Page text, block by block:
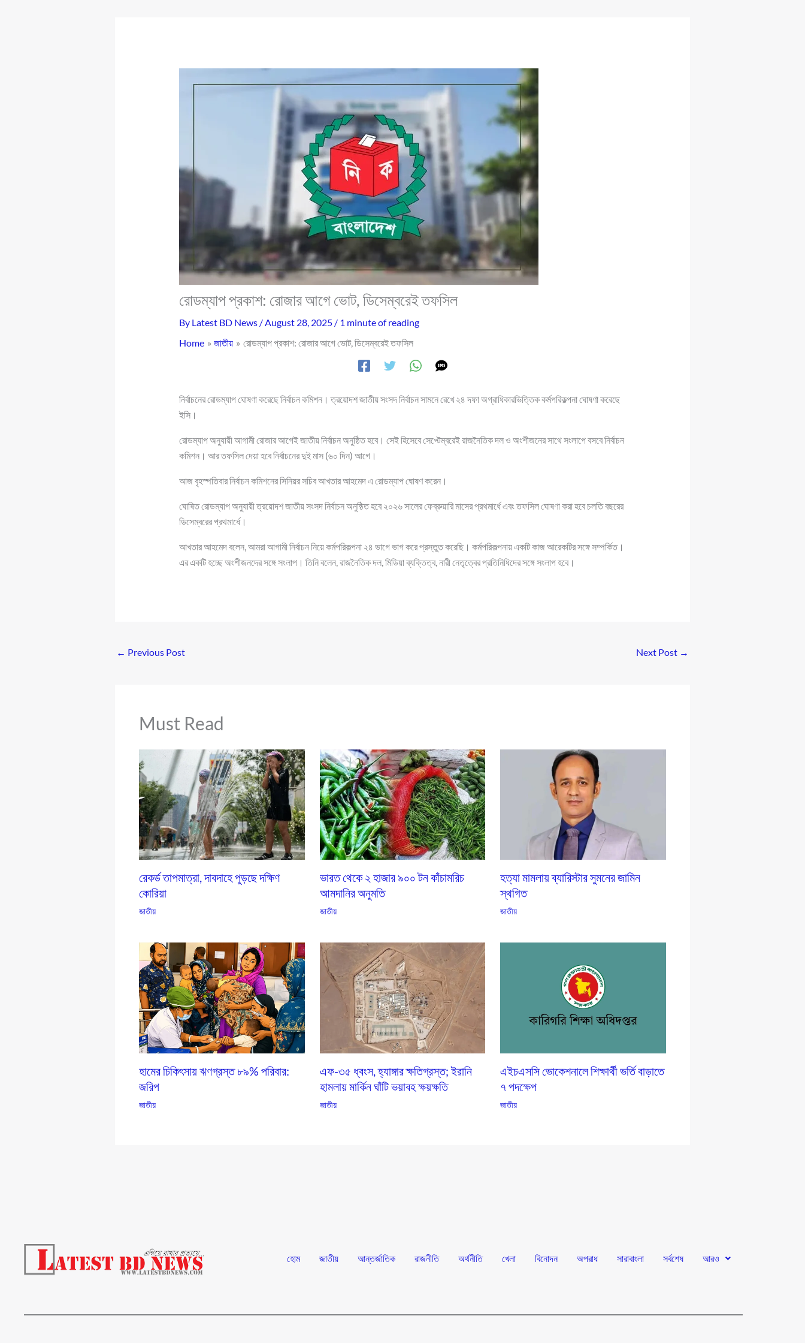
রোডম্যাপ প্রকাশ: রোজার আগে ভোট, ডিসেম্বরেই তফসিল
By Latest BD News /August 28, 2025 / 1 minute of reading
Home
জাতীয় রোডম্যাপ প্রকাশ: রোজার আগে ভোট, ডিসেম্বরেই তফসিল
নির্বাচনের রোডম্যাপ ঘোষণা করেছে নির্বাচন কমিশন। ত্রয়োদশ জাতীয় সংসদ নির্বাচন সামনে রেখে ২৪ দফা অগ্রাধিকারভিত্তিক কর্মপরিকল্পনা ঘোষণা করেছে
ইসি।
রোডম্যাপ অনুযায়ী আগামী রোজার আগেই জাতীয় নির্বাচন অনুষ্ঠিত হবে। সেই হিসেবে সেপ্টেম্বরেই রাজনৈতিক দল ও অংশীজনের সাথে সংলাপে বসবে নির্বাচন
কমিশন। আর তফসিল দেয়া হবে নির্বাচনের দুই মাস (৬০ দিন) আগে।
আজ বৃহস্পতিবার নির্বাচন কমিশনের সিনিয়র সচিব আখতার আহমেদ এ রোডম্যাপ ঘোষণ করেন।
ঘোষিত রোডম্যাপ অনুযায়ী ত্রয়োদশ জাতীয় সংসদ নির্বাচন অনুষ্ঠিত হবে ২০২৬ সালের ফেব্রুয়ারি মাসের প্রথমার্ধে এবং তফসিল ঘোষণা করা হবে চলতি বছরের
ডিসেম্বরের প্রথমার্ধে।
আখতার আহমেদ বলেন, আমরা আগামী নির্বাচন নিয়ে কর্মপরিকল্পনা ২৪ ভাগে ভাগ করে প্রস্তুত করেছি। কর্মপরিকল্পনায় একটি কাজ আরেকটির সঙ্গে সম্পর্কিত।
এর একটি হচ্ছে অংশীজনদের সঙ্গে সংলাপ। তিনি বলেন, রাজনৈতিক দল, মিডিয়া ব্যক্তিত্ব, নারী নেতৃত্বের প্রতিনিধিদের সঙ্গে সংলাপ হবে।
← Previous Post Next Post →
Must Read
রেকর্ড তাপমাত্রা, দাবদাহে পুড়ছে দক্ষিণ
কোরিয়া
জাতীয়
ভারত থেকে ২ হাজার ৯০০ টন কাঁচামরিচ
আমদানির অনুমতি
জাতীয়
হত্যা মামলায় ব্যারিস্টার সুমনের জামিন
স্থগিত
জাতীয়
হামের চিকিৎসায় ঋণগ্রস্ত ৮৯% পরিবার:
জরিপ
জাতীয়
এফ-৩৫ ধ্বংস, হ্যাঙ্গার ক্ষতিগ্রস্ত; ইরানি
হামলায় মার্কিন ঘাঁটি ভয়াবহ ক্ষয়ক্ষতি
জাতীয়
এইচএসসি ভোকেশনালে শিক্ষার্থী ভর্তি বাড়াতে
৭ পদক্ষেপ
জাতীয়
হোম জাতীয় আন্তর্জাতিক রাজনীতি অর্থনীতি খেলা বিনোদন অপরাধ সারাবাংলা সর্বশেষ আরও